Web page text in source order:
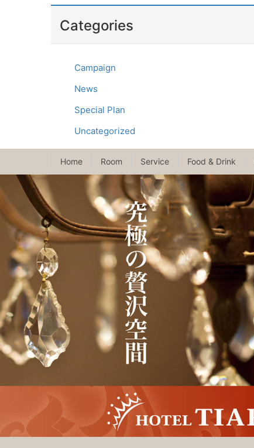
Categories
Campaign
News
Special Plan
Uncategorized
Home Room Service Food & Drink